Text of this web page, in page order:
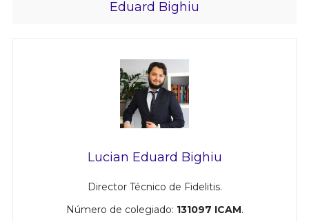
Eduard Bighiu
Lucian Eduard Bighiu
Director Técnico de Fidelitis.
Número de colegiado: 131097 ICAM.